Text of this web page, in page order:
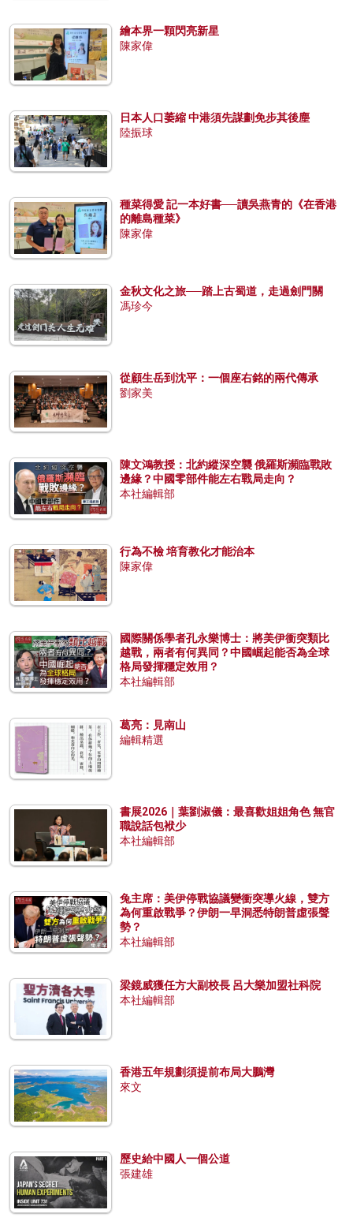
繪本界一顆閃亮新星
陳家偉
日本人口萎縮 中港須先謀劃免步其後塵
陸振球
種菜得愛 記一本好書──讀吳燕青的《在香港
的離島種菜》
陳家偉
金秋文化之旅──踏上古蜀道，走過劍門關
馮珍今
從顧生岳到沈平：一個座右銘的兩代傳承
劉家美
陳文鴻教授：北約縱深空襲 俄羅斯瀕臨戰敗
邊緣？中國零部件能左右戰局走向？
本社編輯部
行為不檢 培育教化才能治本
陳家偉
國際關係學者孔永樂博士：將美伊衝突類比
越戰，兩者有何異同？中國崛起能否為全球
格局發揮穩定效用？
本社編輯部
葛亮：見南山
編輯精選
書展2026｜葉劉淑儀：最喜歡姐姐角色 無官
職說話包袱少
本社編輯部
兔主席：美伊停戰協議變衝突導火線，雙方
為何重啟戰爭？伊朗一早洞悉特朗普虛張聲
勢？
本社編輯部
梁鏡威獲任方大副校長 呂大樂加盟社科院
本社編輯部
香港五年規劃須提前布局大鵬灣
來文
歷史給中國人一個公道
張建雄